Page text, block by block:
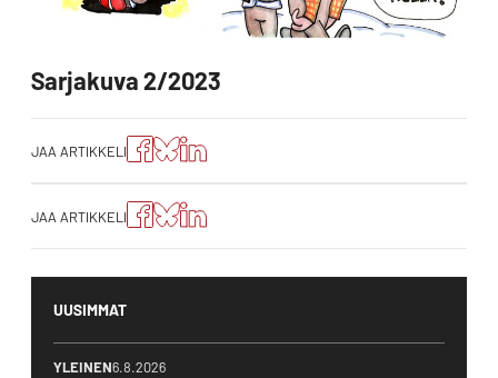
Sarjakuva 2/2023
JAA ARTIKKELI
Jaa
artikkeli
Facebookissa
Jaa
artikkeli
Blueskyssa
Jako:
Jaa
artikkeli
LinkedIn:ssä
JAA ARTIKKELI
Jaa
artikkeli
Facebookissa
Jaa
artikkeli
Blueskyssa
Jako:
Jaa
artikkeli
LinkedIn:ssä
UUSIMMAT
YLEINEN6.8.2026